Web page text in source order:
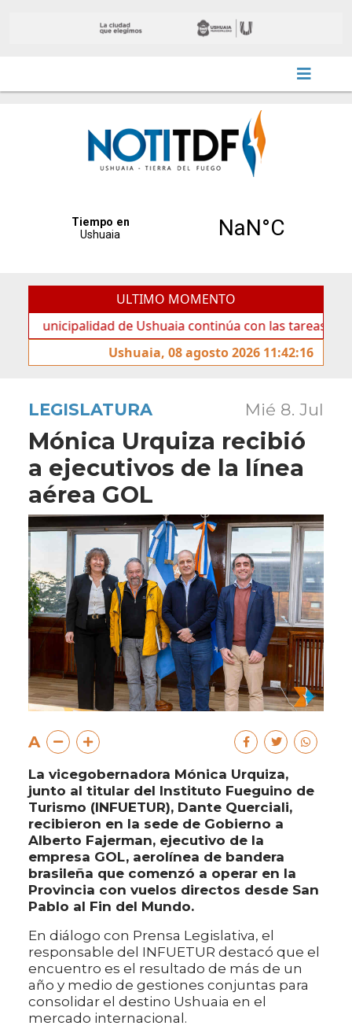
ULTIMO MOMENTO
de Ushuaia continúa con las tareas de
Ushuaia, 08 agosto 2026 11:42:16
LEGISLATURA Mié 8. Jul
Mónica Urquiza recibió
a ejecutivos de la línea
aérea GOL
A
La vicegobernadora Mónica Urquiza,
junto al titular del Instituto Fueguino de
Turismo (INFUETUR), Dante Querciali,
recibieron en la sede de Gobierno a
Alberto Fajerman, ejecutivo de la
empresa GOL, aerolínea de bandera
brasileña que comenzó a operar en la
Provincia con vuelos directos desde San
Pablo al Fin del Mundo.
En diálogo con Prensa Legislativa, el
responsable del INFUETUR destacó que el
encuentro es el resultado de más de un
año y medio de gestiones conjuntas para
consolidar el destino Ushuaia en el
mercado internacional.